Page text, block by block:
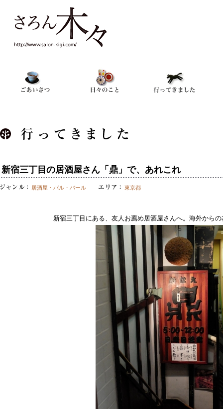
新宿三丁目の居酒屋さん「鼎」で、あれこれ
居酒屋・バル・バール 東京都
新宿三丁目にある、友人お薦め居酒屋さんへ。海外から